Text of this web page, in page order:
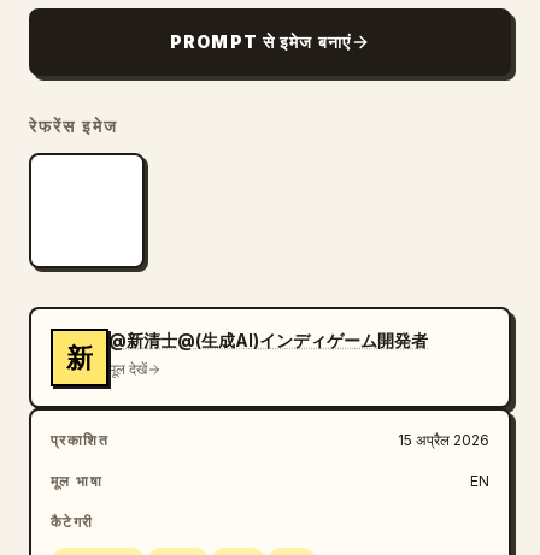
"एनर्जी ब्लेड के साथ मेका पर हमला करते हुए छलांग लगाना" },
  }
}
PROMPT से इमेज बनाएं
रेफरेंस इमेज
新
@新清士@(生成AI)インディゲーム開発者
मूल देखें
प्रकाशित 15 अप्रैल 2026
मूल भाषा EN
कैटेगरी